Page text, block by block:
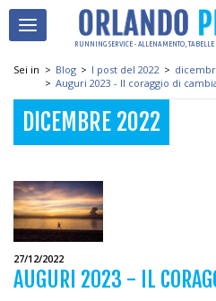
RUNNING SERVICE - ALLENAMENTO,
Sei in > Blog > I post del 2022 >
> Auguri 2023 - Il coraggio di
DICEMBRE 2022
27/12/2022
AUGURI 2023 - IL